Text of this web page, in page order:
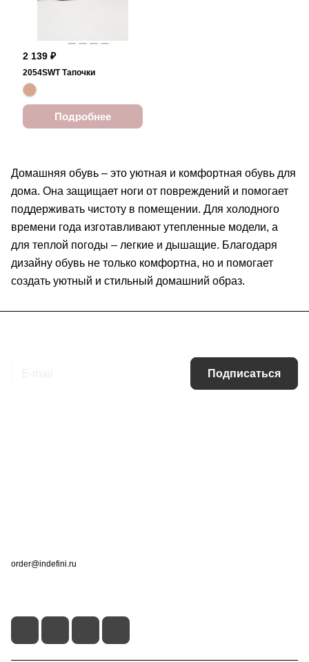
2 139 ₽
2054SWT Тапочки
Подробнее
Домашняя обувь – это уютная и комфортная обувь для
дома. Она защищает ноги от повреждений и помогает
поддерживать чистоту в помещении. Для холодного
времени года изготавливают утепленные модели, а
для теплой погоды – легкие и дышащие. Благодаря
дизайну обувь не только комфортна, но и помогает
создать уютный и стильный домашний образ.
Подписаться
order@indefini.ru